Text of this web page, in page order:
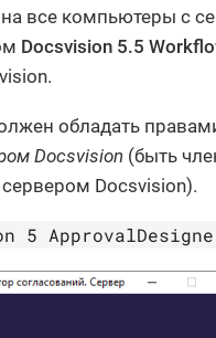
все компьютеры с
Docsvision 5.5
обладать
Docsvision (быть
Docsvision).
5